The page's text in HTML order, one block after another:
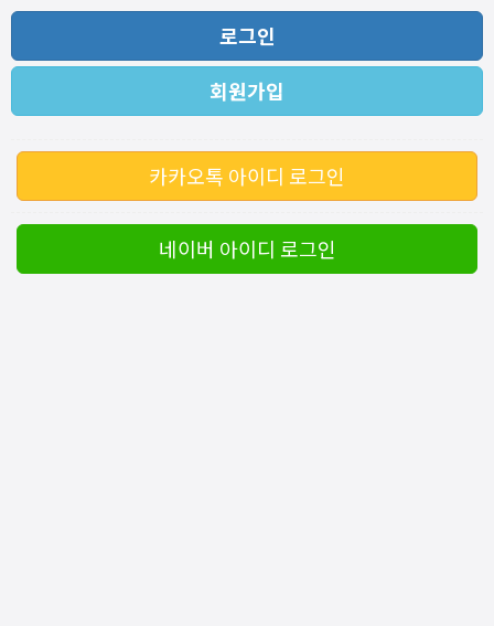
로그인
회원가입
카카오톡 아이디 로그인
네이버 아이디 로그인